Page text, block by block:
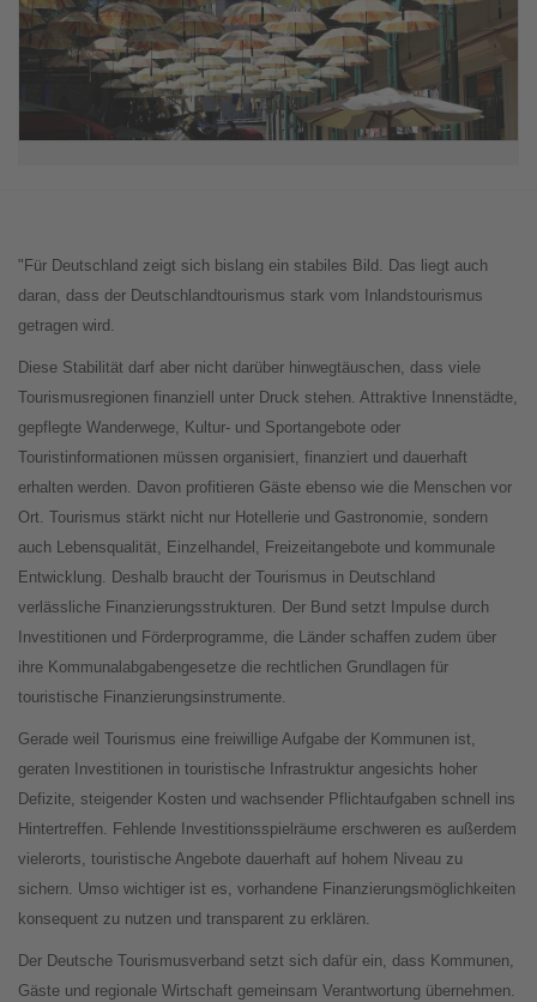
"Für Deutschland zeigt sich bislang ein stabiles Bild. Das liegt auch
daran, dass der Deutschlandtourismus stark vom Inlandstourismus
getragen wird.
Diese Stabilität darf aber nicht darüber hinwegtäuschen, dass viele
Tourismusregionen finanziell unter Druck stehen. Attraktive Innenstädte,
gepflegte Wanderwege, Kultur- und Sportangebote oder
Touristinformationen müssen organisiert, finanziert und dauerhaft
erhalten werden. Davon profitieren Gäste ebenso wie die Menschen vor
Ort. Tourismus stärkt nicht nur Hotellerie und Gastronomie, sondern
auch Lebensqualität, Einzelhandel, Freizeitangebote und kommunale
Entwicklung. Deshalb braucht der Tourismus in Deutschland
verlässliche Finanzierungsstrukturen. Der Bund setzt Impulse durch
Investitionen und Förderprogramme, die Länder schaffen zudem über
ihre Kommunalabgabengesetze die rechtlichen Grundlagen für
touristische Finanzierungsinstrumente.
Gerade weil Tourismus eine freiwillige Aufgabe der Kommunen ist,
geraten Investitionen in touristische Infrastruktur angesichts hoher
Defizite, steigender Kosten und wachsender Pflichtaufgaben schnell ins
Hintertreffen. Fehlende Investitionsspielräume erschweren es außerdem
vielerorts, touristische Angebote dauerhaft auf hohem Niveau zu
sichern. Umso wichtiger ist es, vorhandene Finanzierungsmöglichkeiten
konsequent zu nutzen und transparent zu erklären.
Der Deutsche Tourismusverband setzt sich dafür ein, dass Kommunen,
Gäste und regionale Wirtschaft gemeinsam Verantwortung übernehmen.